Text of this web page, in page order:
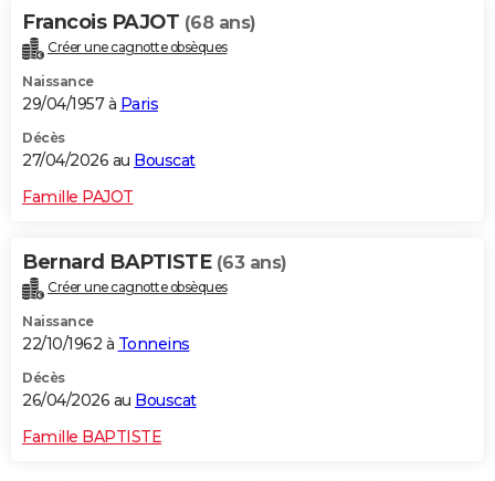
Francois PAJOT (68 ans)
Créer une cagnotte obsèques
Naissance
29/04/1957 à Paris
Décès
27/04/2026 au Bouscat
Famille PAJOT
Bernard BAPTISTE (63 ans)
Créer une cagnotte obsèques
Naissance
22/10/1962 à Tonneins
Décès
26/04/2026 au Bouscat
Famille BAPTISTE